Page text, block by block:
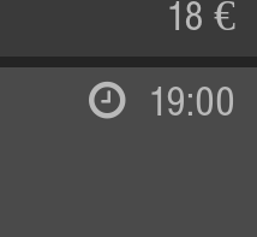
18 €
19:00